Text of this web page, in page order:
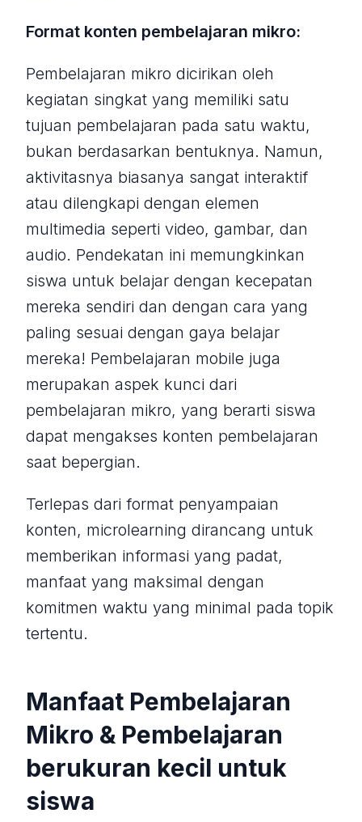
Format konten pembelajaran mikro:
Pembelajaran mikro dicirikan oleh
kegiatan singkat yang memiliki satu
tujuan pembelajaran pada satu waktu,
bukan berdasarkan bentuknya. Namun,
aktivitasnya biasanya sangat interaktif
atau dilengkapi dengan elemen
multimedia seperti video, gambar, dan
audio. Pendekatan ini memungkinkan
siswa untuk belajar dengan kecepatan
mereka sendiri dan dengan cara yang
paling sesuai dengan gaya belajar
mereka! Pembelajaran mobile juga
merupakan aspek kunci dari
pembelajaran mikro, yang berarti siswa
dapat mengakses konten pembelajaran
saat bepergian.
Terlepas dari format penyampaian
konten, microlearning dirancang untuk
memberikan informasi yang padat,
manfaat yang maksimal dengan
komitmen waktu yang minimal pada topik
tertentu.
Manfaat Pembelajaran
Mikro & Pembelajaran
berukuran kecil untuk
siswa